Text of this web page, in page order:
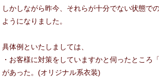
しかしながら昨今、それらが十分でない状態で
ようになりました。
具体例といたしましては、
・お客様に対策をしていますかと伺ったところ
があった。(オリジナル系衣装)